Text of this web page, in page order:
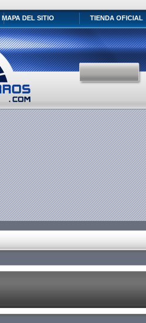
MAPA DEL SITIO TIENDA OFICIAL